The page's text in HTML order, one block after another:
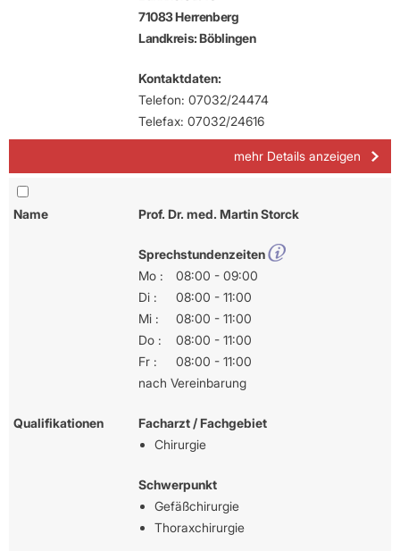
71083 Herrenberg
Landkreis: Böblingen
Kontaktdaten:
Telefon: 07032/24474
Telefax: 07032/24616
mehr Details anzeigen
Name Prof. Dr. med. Martin Storck
Sprechstundenzeiten
Mo :
08:00 - 09:00
Di :
08:00 - 11:00
Mi :
08:00 - 11:00
Do :
08:00 - 11:00
Fr :
08:00 - 11:00
nach Vereinbarung
Qualifikationen
Facharzt / Fachgebiet
Chirurgie
Schwerpunkt
Gefäßchirurgie
Thoraxchirurgie